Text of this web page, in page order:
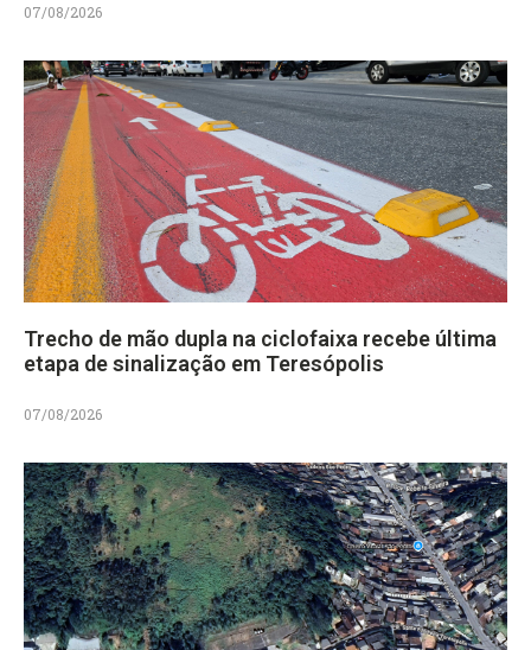
07/08/2026
Trecho de mão dupla na ciclofaixa recebe última
etapa de sinalização em Teresópolis
07/08/2026